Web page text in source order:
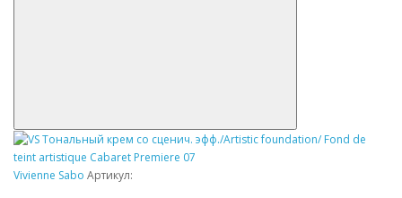
Vivienne Sabo Артикул: